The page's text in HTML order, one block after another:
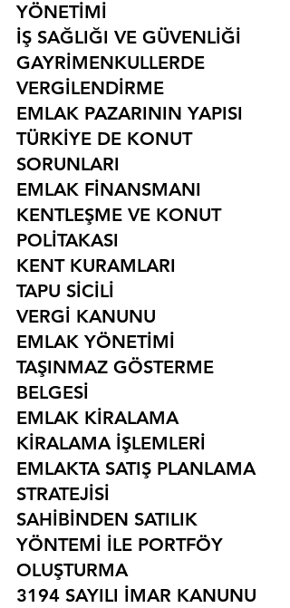
YÖNETİMİ
İŞ SAĞLIĞI VE GÜVENLİĞİ
GAYRİMENKULLERDE
VERGİLENDİRME
EMLAK PAZARININ YAPISI
TÜRKİYE DE KONUT
SORUNLARI
EMLAK FİNANSMANI
KENTLEŞME VE KONUT
POLİTAKASI
KENT KURAMLARI
TAPU SİCİLİ
VERGİ KANUNU
EMLAK YÖNETİMİ
TAŞINMAZ GÖSTERME
BELGESİ
EMLAK KİRALAMA
KİRALAMA İŞLEMLERİ
EMLAKTA SATIŞ PLANLAMA
STRATEJİSİ
SAHİBİNDEN SATILIK
YÖNTEMİ İLE PORTFÖY
OLUŞTURMA
3194 SAYILI İMAR KANUNU